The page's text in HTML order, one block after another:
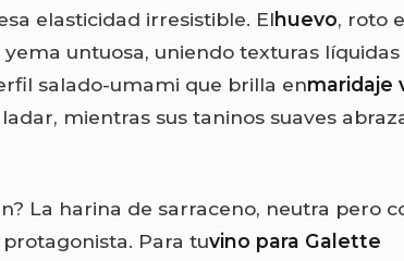
elasticidad irresistible. Elhuevo, roto
untuosa, uniendo texturas líquidas
salado-umami que brilla enmaridaje
mientras sus taninos suaves
La harina de sarraceno, neutra pero
Para tuvino para Galette